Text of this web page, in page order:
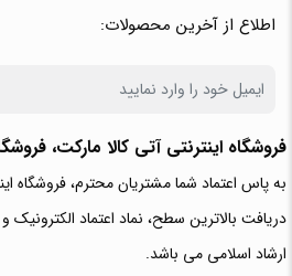
اطلاع از آخرین محصولات:
فروشگاه اینترنتی آتی‌ کالا مارکت،
به پاس اعتماد شما مشتریان محترم، فروشگاه
دریافت بالاترین سطح، نماد اعتماد
ارشاد اسلامی می باشد.